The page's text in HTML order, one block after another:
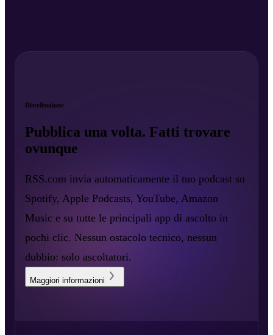
Distribuzione
Pubblica una volta. Fatti trovare
ovunque
RSS.com invia automaticamente il tuo podcast su
Spotify, Apple Podcasts, YouTube, Amazon
Music e su tutte le principali app di ascolto in
pochi clic. Nessun ostacolo tecnico, nessun
dubbio: solo ascoltatori.
Maggiori informazioni